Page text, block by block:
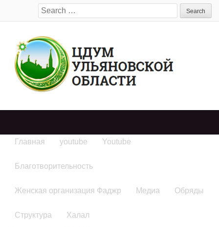
Search
for:
Главная youtube Youtube
Благотворительность
Женская организация Фаджр Медиа Обряды
Структура Халал